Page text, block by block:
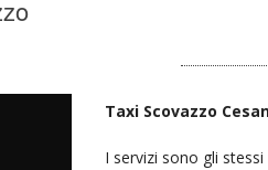
Taxi Scovazzo
I servizi sono gli